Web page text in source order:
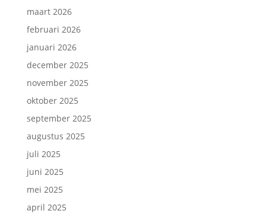
maart 2026
februari 2026
januari 2026
december 2025
november 2025
oktober 2025
september 2025
augustus 2025
juli 2025
juni 2025
mei 2025
april 2025